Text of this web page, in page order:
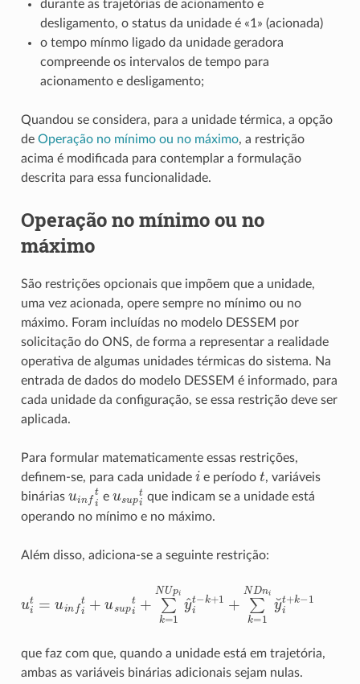
durante as trajetórias de acionamento e
desligamento, o status da unidade é «1» (acionada)
o tempo mínmo ligado da unidade geradora
compreende os intervalos de tempo para
acionamento e desligamento;
Quandou se considera, para a unidade térmica, a opção
de Operação no mínimo ou no máximo, a restrição
acima é modificada para contemplar a formulação
descrita para essa funcionalidade.
Operação no mínimo ou no
máximo
São restrições opcionais que impõem que a unidade,
uma vez acionada, opere sempre no mínimo ou no
máximo. Foram incluídas no modelo DESSEM por
solicitação do ONS, de forma a representar a realidade
operativa de algumas unidades térmicas do sistema. Na
entrada de dados do modelo DESSEM é informado, para
cada unidade da configuração, se essa restrição deve ser
aplicada.
Para formular matematicamente essas restrições,
definem-se, para cada unidade i e períodot, variáveis
binárias
ft e p que indicam se a unidade está
operando no mínimo e no máximo.
Além disso, adiciona-se a seguinte restrição:
it t+ u t+ ∑ k=1NUpiy i −k+1+∑k=
que faz com que, quando a unidade está em trajetória,
ambas as variáveis binárias adicionais sejam nulas.